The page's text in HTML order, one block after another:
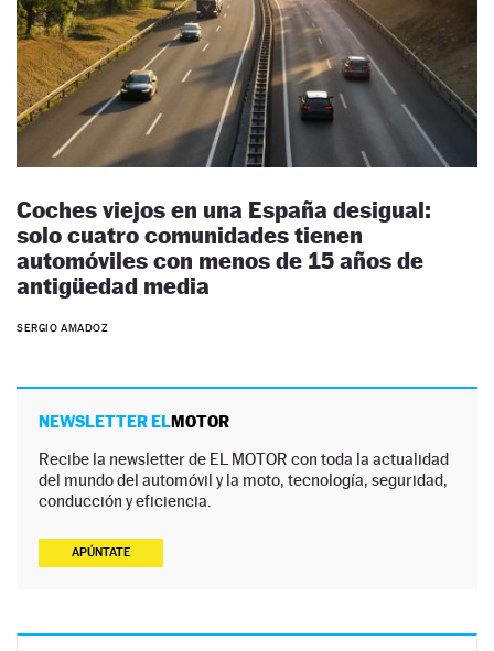
Coches viejos en una España desigual:
solo cuatro comunidades tienen
automóviles con menos de 15 años de
antigüedad media
SERGIO AMADOZ
NEWSLETTER ELMOTOR
Recibe la newsletter de EL MOTOR con toda la actualidad
del mundo del automóvil y la moto, tecnología, seguridad,
conducción y eficiencia.
APÚNTATE